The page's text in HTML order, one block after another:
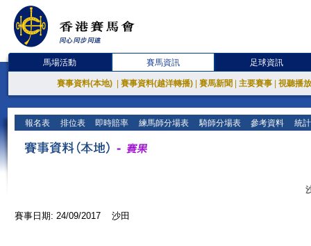
馬場活動 賽馬資訊 足球資訊
賽事資料(本地) 賽事資料(越洋轉播) 賽馬新聞 主要賽事 視聽播
報名表 排位表 即時賠率 練馬師分場表 騎師分場表 參考資料 統
賽事日期: 24/09/2017 沙田